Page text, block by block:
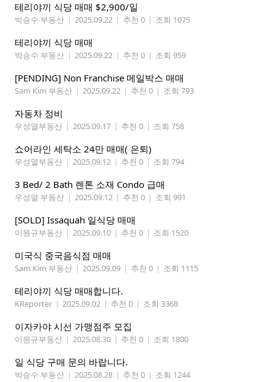
테리야끼 식당 매매 $2,900/일
박승수 부동산 | 2025.09.22 | 추천 0 | 조회 1075
테리야끼 식당 매매
박승수 부동산 | 2025.09.22 | 추천 0 | 조회 959
[PENDING] Non Franchise 메일박스 매매
Sam Kim 부동산 | 2025.09.22 | 추천 0 | 조회 793
자동차 정비
우성열부동산 | 2025.09.17 | 추천 0 | 조회 758
쇼어라인 세탁소 24만 매매( 은퇴)
우성열부동산 | 2025.09.12 | 추천 0 | 조회 794
3 Bed/ 2 Bath 렌톤 소재 Condo 급매
우성열 부동산 | 2025.09.12 | 추천 0 | 조회 991
[SOLD] Issaquah 일식당 매매
이원규부동산 | 2025.09.10 | 추천 0 | 조회 1520
미국식 중국음식점 매매
Sam Kim 부동산 | 2025.09.09 | 추천 0 | 조회 1115
테리야끼 식당 매매합니다.
KReporter | 2025.09.02 | 추천 0 | 조회 3368
이자카야 시선 가맹점주 모집
이원규부동산 | 2025.08.30 | 추천 0 | 조회 1800
일 식당 구매 문의 바랍니다.
박승수 부동산 | 2025.08.28 | 추천 0 | 조회 1244